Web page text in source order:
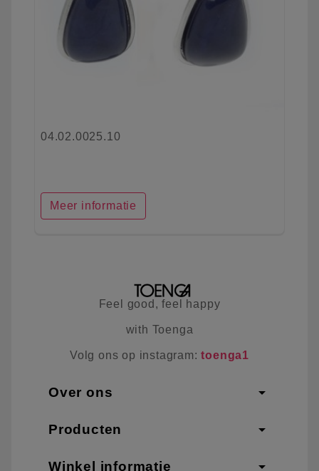
04.02.0025.10
Meer informatie
Feel good, feel happy
with Toenga
Volg ons op instagram:toenga1
Over ons arrow_drop_down
Producten arrow_drop_down
Winkel informatie arrow_drop_down